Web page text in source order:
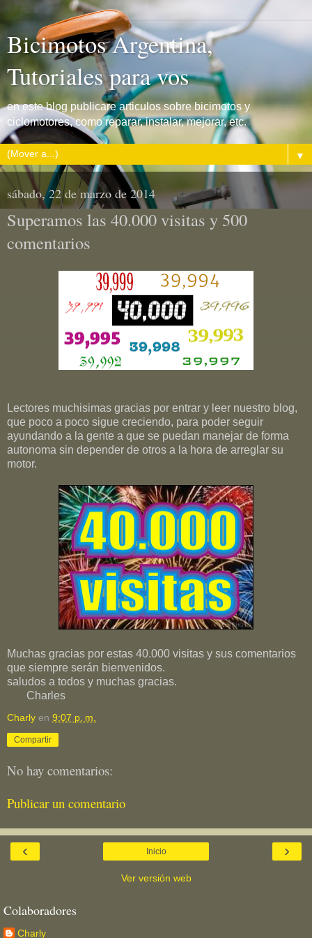
Bicimotos Argentina,
Tutoriales para vos
en este blog publicare articulos sobre bicimotos y
ciclomotores, como reparar, instalar, mejorar, etc.
▼
sábado, 22 de marzo de 2014
Superamos las 40.000 visitas y 500
comentarios
Lectores muchisimas gracias por entrar y leer nuestro blog,
que poco a poco sigue creciendo, para poder seguir
ayundando a la gente a que se puedan manejar de forma
autonoma sin depender de otros a la hora de arreglar su
motor.
Muchas gracias por estas 40.000 visitas y sus comentarios
que siempre serán bienvenidos.
saludos a todos y muchas gracias.
Charles
Charly en 9:07 p. m.
Compartir
No hay comentarios:
Publicar un comentario
‹ ›
Inicio
Ver versión web
Colaboradores
Charly